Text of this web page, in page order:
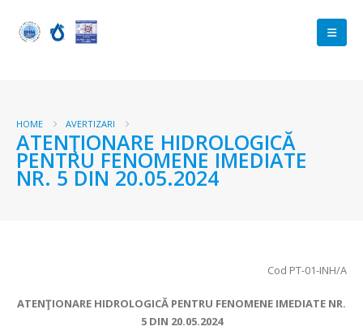
HOME AVERTIZARI
ATENŢIONARE HIDROLOGICĂ
PENTRU FENOMENE IMEDIATE
NR. 5 DIN 20.05.2024
Cod PT-01-INH/A
ATENŢIONARE HIDROLOGICĂ PENTRU FENOMENE IMEDIATE NR.
5 DIN 20.05.2024